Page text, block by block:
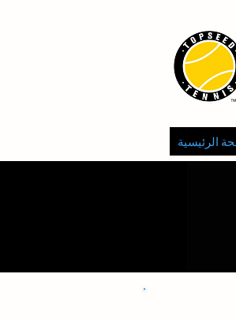
الرئيسية